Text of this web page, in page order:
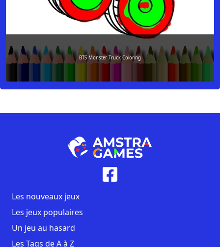
BTS Monster Truck Coloring
Les nouveaux jeux
Les jeux populaires
Un jeu au hasard
Les Tags de A à Z